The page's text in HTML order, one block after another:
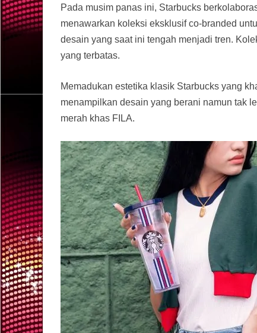
Pada musim panas ini, Starbucks
menawarkan koleksi eksklusif co-branded
desain yang saat ini tengah menjadi tren.
yang terbatas.
Memadukan estetika klasik Starbucks yang
menampilkan desain yang berani namun tak
merah khas FILA.